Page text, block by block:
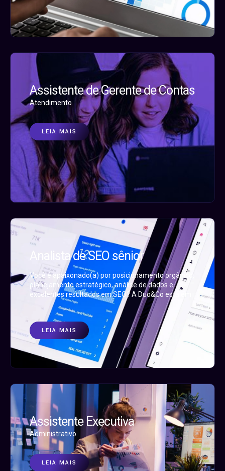
Assistente de Gerente de Contas
Atendimento
LEIA MAIS
Analista de SEO sênior
Você é apaixonado(a) por posicionamento orgânico,
planejamento estratégico, análise de dados e
excelentes resultados em SEO? A Duo&Co está em
LEIA MAIS
Assistente Executiva
Administrativo
LEIA MAIS